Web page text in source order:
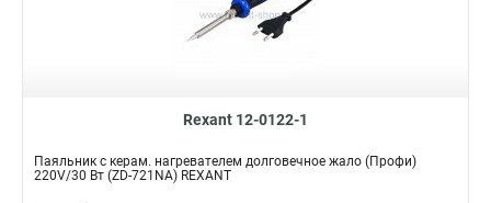
Rexant 12-0122-1
Паяльник с керам. нагревателем долговечное жало (Профи)
220V/30 Вт (ZD-721NA) REXANT